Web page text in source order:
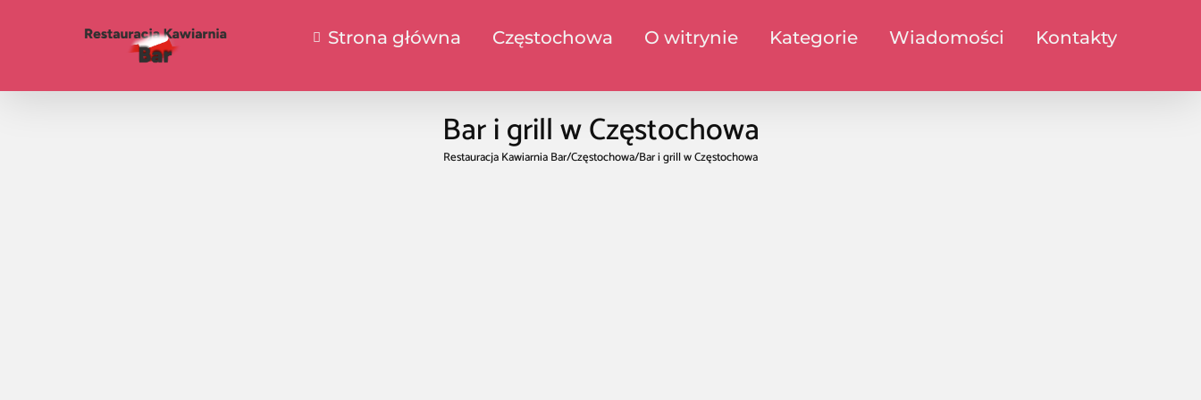
Strona główna Częstochowa O witrynie Kategorie Wiadomości Kontakty
Bar i grill w Częstochowa
Restauracja Kawiarnia Bar/Częstochowa/Bar i grill w Częstochowa